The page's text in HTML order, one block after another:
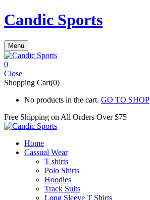
Candic Sports
Menu
0
Close
Shopping Cart(0)
No products in the cart. GO TO SHOP
Free Shipping on All Orders Over $75
Home
Cassual Wear
T shirts
Polo Shirts
Hoodies
Track Suits
Long Sleeve T Shirts